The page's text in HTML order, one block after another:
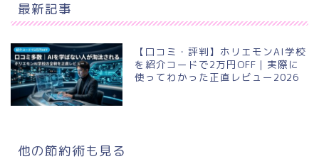
最新記事
【口コミ・評判】ホリエモンAI学校
を紹介コードで2万円OFF｜実際に
使ってわかった正直レビュー2026
他の節約術も見る